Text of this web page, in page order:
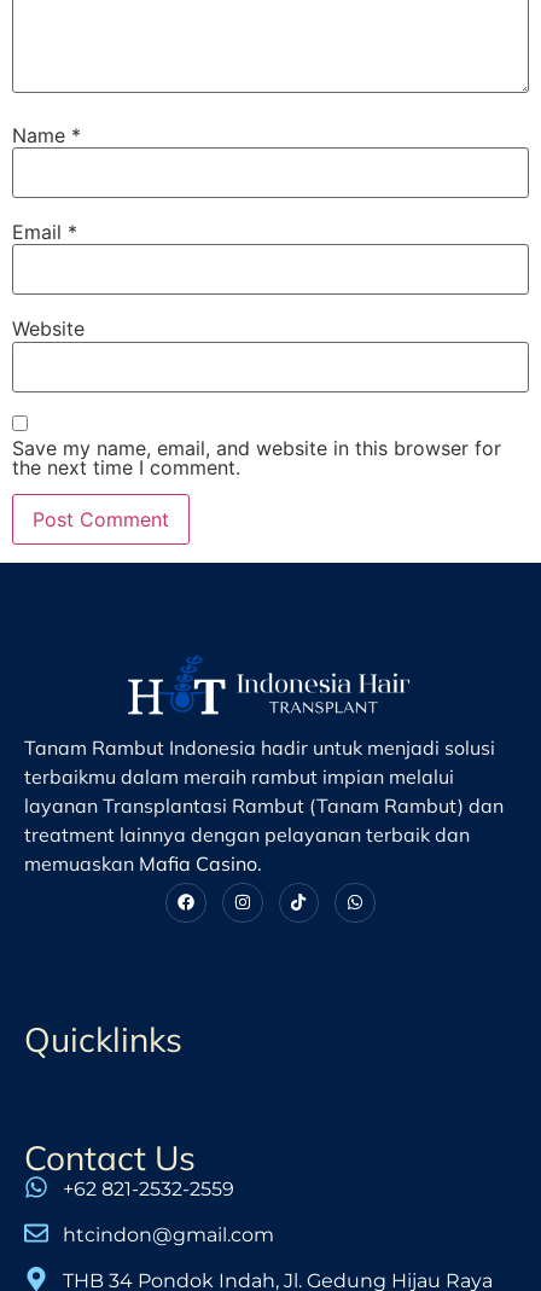
Name *
Email *
Website
Save my name, email, and website in this browser for
the next time I comment.
Tanam Rambut Indonesia hadir untuk menjadi solusi
terbaikmu dalam meraih rambut impian melalui
layanan Transplantasi Rambut (Tanam Rambut) dan
treatment lainnya dengan pelayanan terbaik dan
memuaskan Mafia Casino.
Quicklinks
Contact Us
+62 821-2532-2559
htcindon@gmail.com
THB 34 Pondok Indah, Jl. Gedung Hijau Raya